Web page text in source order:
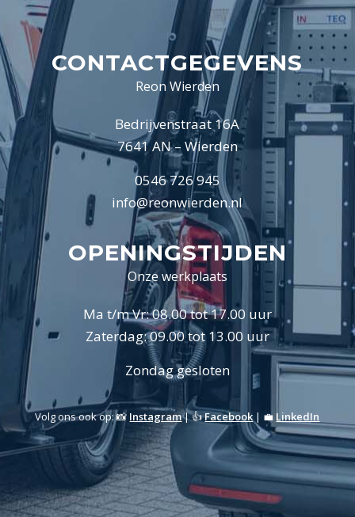
CONTACTGEGEVENS
Reon Wierden
Bedrijvenstraat 16A
7641 AN – Wierden
0546 726 945
info@reonwierden.nl
OPENINGSTIJDEN
Onze werkplaats
Ma t/m Vr: 08.00 tot 17.00 uur
Zaterdag: 09.00 tot 13.00 uur
Zondag gesloten
Volg ons ook op: 📸 Instagram| 👍Facebook| 💼 LinkedIn